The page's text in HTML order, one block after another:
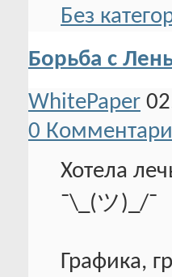
Без
Борьба с
WhitePaper
0
Хотела
¯\_(ツ)_/¯
Графика,